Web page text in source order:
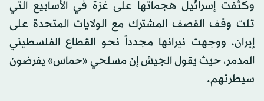
وكثفت إسرائيل هجماتها على غزة في الأسابيع التي
تلت وقف القصف المشترك مع الولايات المتحدة على
إيران، ووجهت نيرانها مجدداً نحو القطاع الفلسطيني
المدمر، حيث يقول الجيش إن مسلحي «حماس» يفرضون
سيطرتهم.